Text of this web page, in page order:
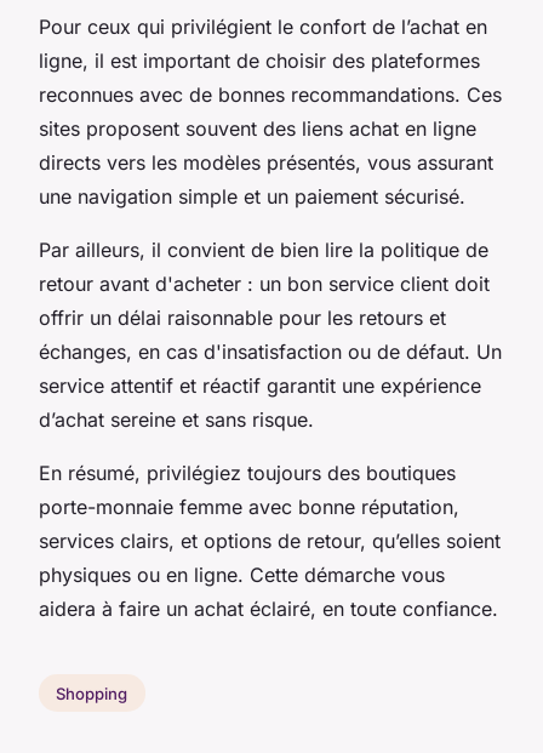
Pour ceux qui privilégient le confort de l’achat en
ligne, il est important de choisir des plateformes
reconnues avec de bonnes recommandations. Ces
sites proposent souvent des liens achat en ligne
directs vers les modèles présentés, vous assurant
une navigation simple et un paiement sécurisé.
Par ailleurs, il convient de bien lire la politique de
retour avant d'acheter : un bon service client doit
offrir un délai raisonnable pour les retours et
échanges, en cas d'insatisfaction ou de défaut. Un
service attentif et réactif garantit une expérience
d’achat sereine et sans risque.
En résumé, privilégiez toujours des boutiques
porte-monnaie femme avec bonne réputation,
services clairs, et options de retour, qu’elles soient
physiques ou en ligne. Cette démarche vous
aidera à faire un achat éclairé, en toute confiance.
Shopping